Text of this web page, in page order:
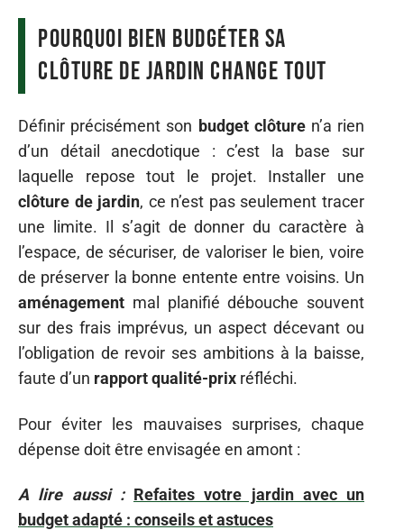
Pourquoi bien budgéter sa
clôture de jardin change tout
Définir précisément son budget clôturen’a rien
d’un détail anecdotique : c’est la base sur
laquelle repose tout le projet. Installer une
clôture de jardin, ce n’est pas seulement tracer
une limite. Il s’agit de donner du caractère à
l’espace, de sécuriser, de valoriser le bien, voire
de préserver la bonne entente entre voisins. Un
aménagement mal planifié débouche souvent
sur des frais imprévus, un aspect décevant ou
l’obligation de revoir ses ambitions à la baisse,
faute d’un rapport qualité-prix réfléchi.
Pour éviter les mauvaises surprises, chaque
dépense doit être envisagée en amont :
A lire aussi : Refaites votre jardin avec un
budget adapté : conseils et astuces